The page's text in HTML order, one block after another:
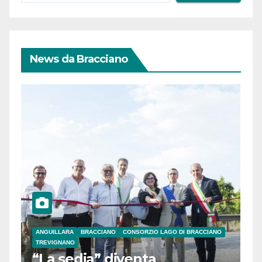
News da Bracciano
ANGUILLARA BRACCIANO
CONSORZIO LAGO DI BRACCIANO
TREVIGNANO
“La sedia” diventa